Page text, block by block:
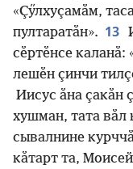
«Ҫӳлхуҫамӑм,
пултаратӑн». 13
сӗртӗнсе каланӑ:
лешӗн ҫинчи
Иисус ӑна ҫакӑн
хушман, тата вӑл
сывалнине
кӑтарт та,